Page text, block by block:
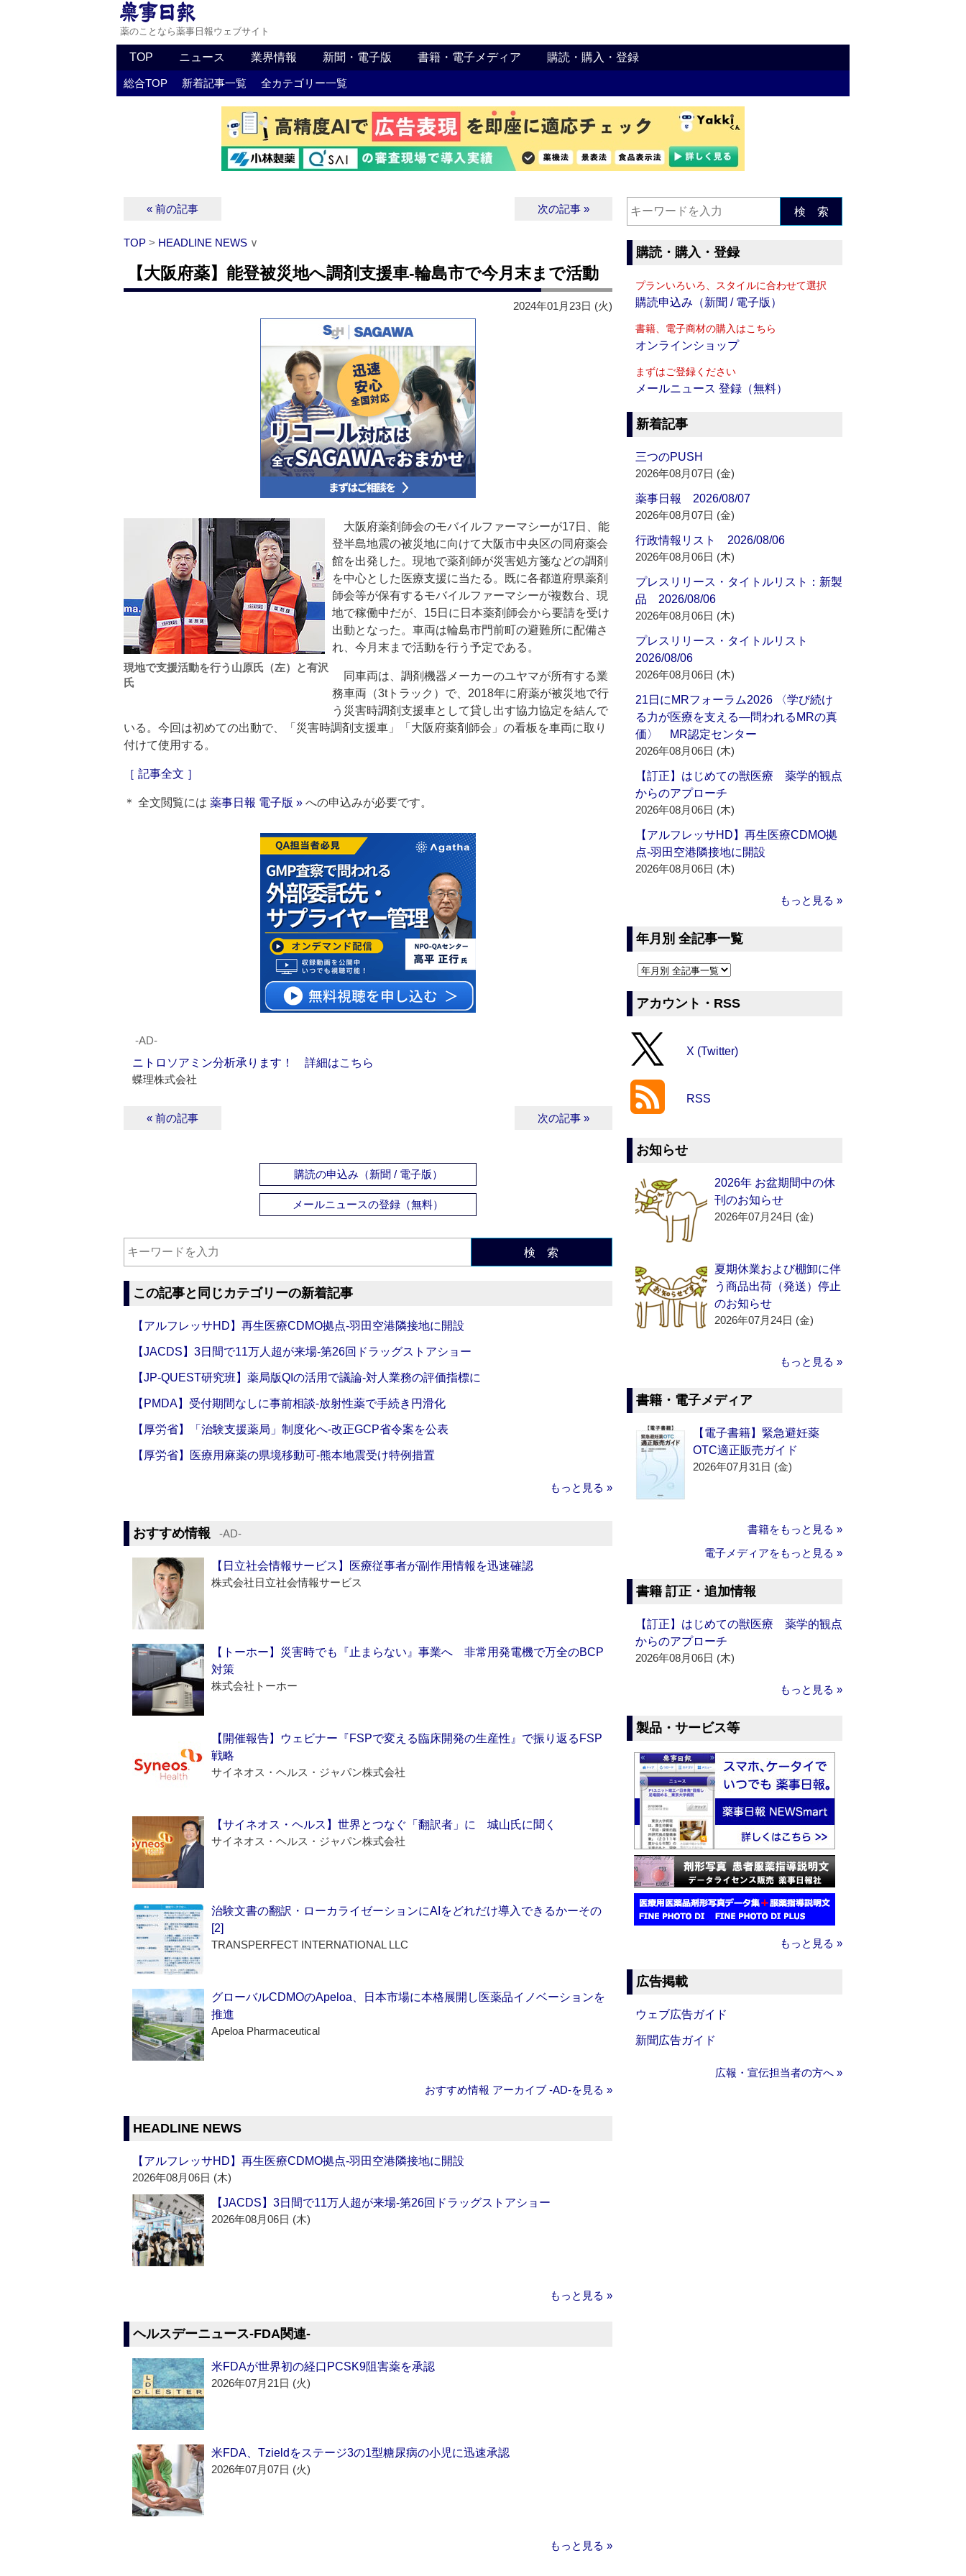
薬のことなら薬事日報ウェブサイト
TOP ニュース 業界情報 新聞・電子版 書籍・電子メディア 購読・購入・登録
総合TOP 新着記事一覧 全カテゴリー一覧
« 前の記事 次の記事 »
TOP > HEADLINE NEWS ∨
【大阪府薬】能登被災地へ調剤支援車‐輪島市で今月末まで活動
2024年01月23日 (火)
現地で支援活動を行う山原氏（左）と有沢
氏
大阪府薬剤師会のモバイルファーマシーが17日、能
登半島地震の被災地に向けて大阪市中央区の同府薬会
館を出発した。現地で薬剤師が災害処方箋などの調剤
を中心とした医療支援に当たる。既に各都道府県薬剤
師会等が保有するモバイルファーマシーが複数台、現
地で稼働中だが、15日に日本薬剤師会から要請を受け
出動となった。車両は輪島市門前町の避難所に配備さ
れ、今月末まで活動を行う予定である。
同車両は、調剤機器メーカーのユヤマが所有する業
務車両（3tトラック）で、2018年に府薬が被災地で行
う災害時調剤支援車として貸し出す協力協定を結んで
いる。今回は初めての出動で、「災害時調剤支援車」「大阪府薬剤師会」の看板を車両に取り
付けて使用する。
［ 記事全文 ］
＊ 全文閲覧には 薬事日報 電子版 » への申込みが必要です。
‐AD‐
ニトロソアミン分析承ります！ 詳細はこちら
蝶理株式会社
« 前の記事 次の記事 »
購読の申込み（新聞 / 電子版）
メールニュースの登録（無料）
検 索
この記事と同じカテゴリーの新着記事
【アルフレッサHD】再生医療CDMO拠点‐羽田空港隣接地に開設
【JACDS】3日間で11万人超が来場‐第26回ドラッグストアショー
【JP-QUEST研究班】薬局版QIの活用で議論‐対人業務の評価指標に
【PMDA】受付期間なしに事前相談‐放射性薬で手続き円滑化
【厚労省】「治験支援薬局」制度化へ‐改正GCP省令案を公表
【厚労省】医療用麻薬の県境移動可‐熊本地震受け特例措置
もっと見る »
おすすめ情報 ‐AD‐
【日立社会情報サービス】医療従事者が副作用情報を迅速確認
株式会社日立社会情報サービス
【トーホー】災害時でも『止まらない』事業へ 非常用発電機で万全のBCP
対策
株式会社トーホー
【開催報告】ウェビナー『FSPで変える臨床開発の生産性』で振り返るFSP
戦略
サイネオス・ヘルス・ジャパン株式会社
【サイネオス・ヘルス】世界とつなぐ「翻訳者」に 城山氏に聞く
サイネオス・ヘルス・ジャパン株式会社
治験文書の翻訳・ローカライゼーションにAIをどれだけ導入できるかーその
[2]
TRANSPERFECT INTERNATIONAL LLC
グローバルCDMOのApeloa、日本市場に本格展開し医薬品イノベーションを
推進
Apeloa Pharmaceutical
おすすめ情報 アーカイブ ‐AD‐を見る »
HEADLINE NEWS
【アルフレッサHD】再生医療CDMO拠点‐羽田空港隣接地に開設
2026年08月06日 (木)
【JACDS】3日間で11万人超が来場‐第26回ドラッグストアショー
2026年08月06日 (木)
もっと見る »
ヘルスデーニュース‐FDA関連‐
米FDAが世界初の経口PCSK9阻害薬を承認
2026年07月21日 (火)
米FDA、Tzieldをステージ3の1型糖尿病の小児に迅速承認
2026年07月07日 (火)
もっと見る »
検 索
購読・購入・登録
プランいろいろ、スタイルに合わせて選択
購読申込み（新聞 / 電子版）
書籍、電子商材の購入はこちら
オンラインショップ
まずはご登録ください
メールニュース 登録（無料）
新着記事
三つのPUSH
2026年08月07日 (金)
薬事日報 2026/08/07
2026年08月07日 (金)
行政情報リスト 2026/08/06
2026年08月06日 (木)
プレスリリース・タイトルリスト：新製
品 2026/08/06
2026年08月06日 (木)
プレスリリース・タイトルリスト
2026/08/06
2026年08月06日 (木)
21日にMRフォーラム2026 〈学び続け
る力が医療を支える―問われるMRの真
価〉 MR認定センター
2026年08月06日 (木)
【訂正】はじめての獣医療 薬学的観点
からのアプローチ
2026年08月06日 (木)
【アルフレッサHD】再生医療CDMO拠
点‐羽田空港隣接地に開設
2026年08月06日 (木)
もっと見る »
年月別 全記事一覧
アカウント・RSS
X (Twitter)
RSS
お知らせ
2026年 お盆期間中の休
刊のお知らせ
2026年07月24日 (金)
夏期休業および棚卸に伴
う商品出荷（発送）停止
のお知らせ
2026年07月24日 (金)
もっと見る »
書籍・電子メディア
【電子書籍】緊急避妊薬
OTC適正販売ガイド
2026年07月31日 (金)
書籍をもっと見る »
電子メディアをもっと見る »
書籍 訂正・追加情報
【訂正】はじめての獣医療 薬学的観点
からのアプローチ
2026年08月06日 (木)
もっと見る »
製品・サービス等
もっと見る »
広告掲載
ウェブ広告ガイド
新聞広告ガイド
広報・宣伝担当者の方へ »